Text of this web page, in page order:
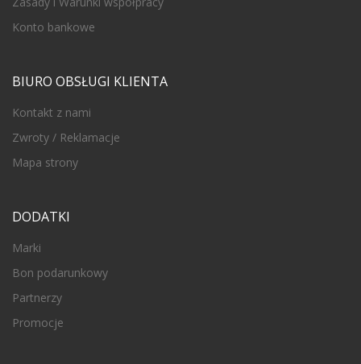
Konto bankowe
BIURO OBSŁUGI KLIENTA
Kontakt z nami
Zwroty / Reklamacje
Mapa strony
DODATKI
Marki
Bon podarunkowy
Partnerzy
Promocje